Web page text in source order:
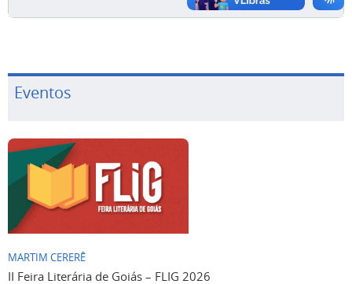
Eventos
II Feira Literária de Goiás – FLIG 2026